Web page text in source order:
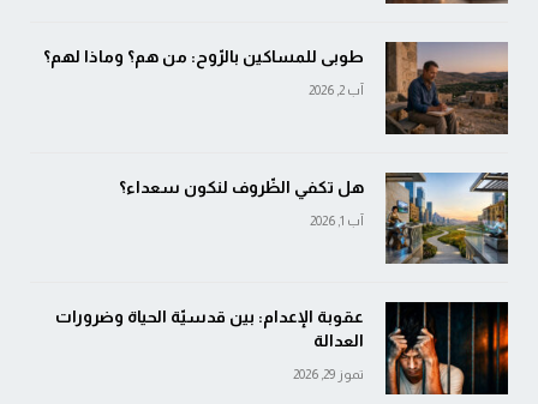
طوبى للمساكين بالرّوح: من هم؟ وماذا لهم؟
آب 2, 2026
هل تكفي الظّروف لنكون سعداء؟
آب 1, 2026
عقوبة الإعدام: بين قدسيّة الحياة وضرورات
العدالة
تموز 29, 2026